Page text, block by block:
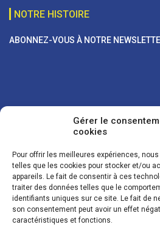
Gérer le
cookies
Pour offrir les meilleures expériences,
telles que les cookies pour stocker et/ou
appareils. Le fait de consentir à ces
traiter des données telles que le
identifiants uniques sur ce site. Le fait de
son consentement peut avoir un effet
caractéristiques et fonctions.
NOTRE HISTOIRE
ABONNEZ-VOUS À NOTRE
Vos coordonnées sont uniquement
lettres d'information sur nos activités.
utiliser le lien de désinscription figurant